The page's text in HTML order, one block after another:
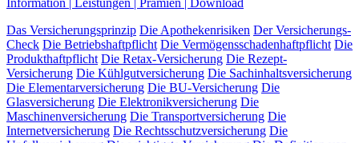
Information | Leistungen | Prämien | Download
Das Versicherungsprinzip Die Apothekenrisiken Der Versicherungs-
Check Die Betriebshaftpflicht Die Vermögensschadenhaftpflicht Die
Produkthaftpflicht Die Retax-Versicherung Die Rezept-
Versicherung Die Kühlgutversicherung Die Sachinhaltsversicherung
Die Elementarversicherung Die BU-Versicherung Die
Glasversicherung Die Elektronikversicherung Die
Maschinenversicherung Die Transportversicherung Die
Internetversicherung Die Rechtsschutzversicherung Die